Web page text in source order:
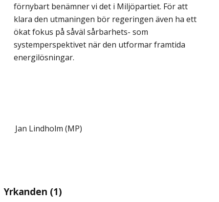
förnybart benämner vi det i Miljöpartiet. För att
klara den utmaningen bör regeringen även ha ett
ökat fokus på såväl sårbarhets- som
systemperspektivet när den utformar framtida
energilösningar.
Jan Lindholm (MP)
Yrkanden (1)